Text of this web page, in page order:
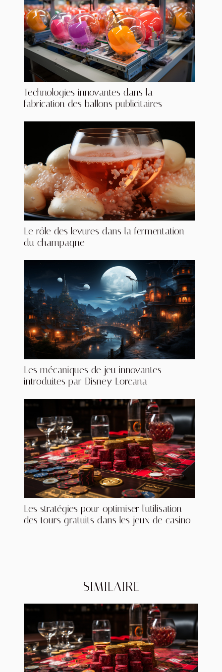
Technologies innovantes dans la
fabrication des ballons publicitaires
Le rôle des levures dans la fermentation
du champagne
Les mécaniques de jeu innovantes
introduites par Disney Lorcana
Les stratégies pour optimiser l'utilisation
des tours gratuits dans les jeux de casino
SIMILAIRE